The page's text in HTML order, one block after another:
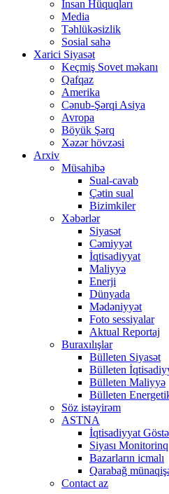
İnsan Hüquqları
Media
Təhlükəsizlik
Sosial sahə
Xarici Siyasət
Keçmiş Sovet məkanı
Qafqaz
Amerika
Cənub-Şərqi Asiya
Avropa
Böyük Şərq
Xəzər hövzəsi
Arxiv
Müsahibə
Sual-cavab
Çətin sual
Bizimkiler
Xəbərlər
Siyasət
Cəmiyyət
İqtisadiyyat
Maliyyə
Enerji
Dünyada
Mədəniyyət
Foto sessiyalar
Aktual Reportaj
Buraxılışlar
Bülleten Siyasət
Bülleten
Bülleten Maliyyə
Bülleten
Söz istəyirəm
ASTNA
İqtisadiyyat
Siyası Monitorinq
Bazarların icmalı
Qarabağ
Contact az